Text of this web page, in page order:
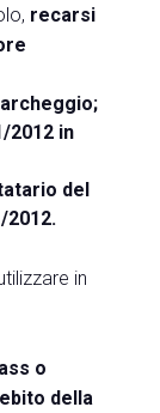
recarsi
2012 in
del
2012.
in
o
della